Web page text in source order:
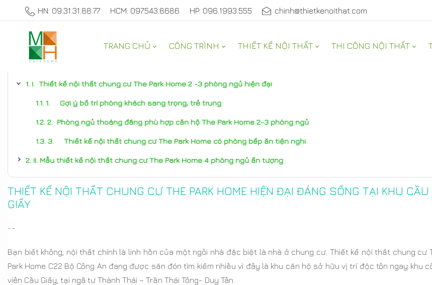
HN: 09.31.31.88.77 HCM: 097.543.8686 HP: 096.1993.555 chinh@thietkenoithat.com
TRANG CHỦ CÔNG TRÌNH THIẾT KẾ NỘI THẤT THI CÔNG NỘI THẤT
TƯ VẤN NỘI THẤT NHÀ ĐẸP
I. Thiết kế nội thất chung cư The Park Home 2 -3 phòng ngủ hiện đại
1. Gợi ý bố trí phòng khách sang trọng, trẻ trung
2. Phòng ngủ thoáng đãng phù hợp căn hộ The Park Home 2-3 phòng ngủ
3. Thiết kế nội thất chung cư The Park Home có phòng bếp ăn tiện nghi
II. Mẫu thiết kế nội thất chung cư The Park Home 4 phòng ngủ ấn tượng
THIẾT KẾ NỘI THẤT CHUNG CƯ THE PARK HOME HIỆN ĐẠI ĐÁNG SỐNG TẠI KHU CẦU
GIẤY
--
Bạn biết không, nội thất chính là linh hồn của một ngôi nhà đặc biệt là nhà ở chung cư. Thiết kế nội thất chung cư
Park Home C22 Bộ Công An đang được săn đón tìm kiếm nhiều vì đây là khu căn hộ sở hữu vị trí độc tôn ngay khu
viên Cầu Giấy, tại ngã tư Thành Thái – Trần Thái Tông- Duy Tân.